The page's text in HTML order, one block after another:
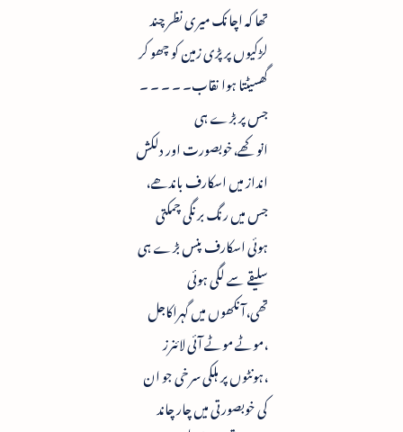
تھا کہ اچانک میری نظر چند
لڑکیوں پر پڑی زمین کو چھو کر
گھسیٹتا ہوا نقاب۔ ۔ ۔ ۔ ۔
جس پر بڑے ہی
انوکھے،خوبصورت اور دلکش
انداز میں اسکارف باندھے،
جس میں رنگ برنگی چمکتی
ہوئی اسکارف پنس بڑے ہی
سلیقے سے لگی ہوئی
تھی،آنکھوں میں گہراکاجل
،موٹے موٹے آئی لائنرز
،ہونٹوں پر ہلکی سرخی جو ان
کی خوبصورتی میں چار چاند